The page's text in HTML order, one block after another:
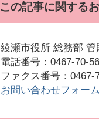
この記事に関する
綾瀬市役所 総務部
電話番号：0467-70-
ファクス番号：0467-
お問い合わせフォーム